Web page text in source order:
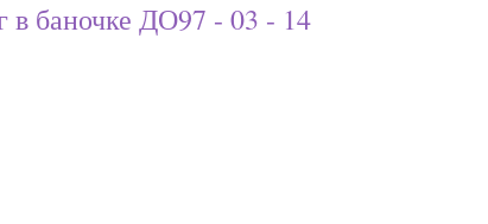
в баночке ДО97 - 03 - 14